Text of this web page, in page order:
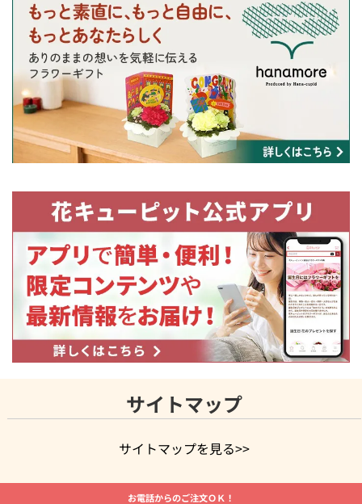
サイトマップ
サイトマップを見る>>
よく贈られる花
お祝いの花特集
誕生日フラワーギフト特集
お電話からのご注文ＯＫ！